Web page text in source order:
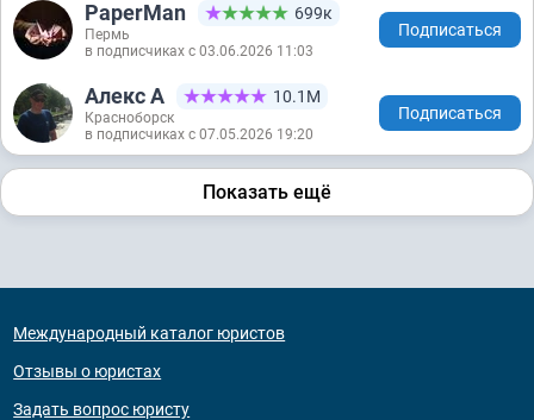
PaperMan 699к
Пермь
в подписчиках с 03.06.2026 11:03
Подписаться
Алекс А 10.1М
Красноборск
в подписчиках с 07.05.2026 19:20
Подписаться
Показать ещё
Международный каталог юристов
Отзывы о юристах
Задать вопрос юристу